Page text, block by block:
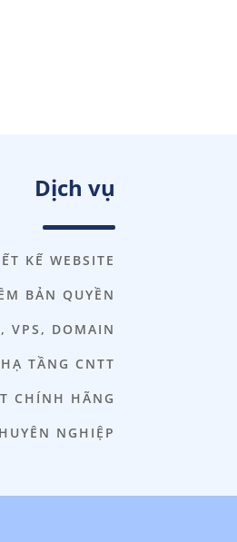
Dịch vụ
KẾ WEBSITE
BẢN QUYỀN
VPS, DOMAIN
TẦNG CNTT
CHÍNH HÃNG
NGHIỆP